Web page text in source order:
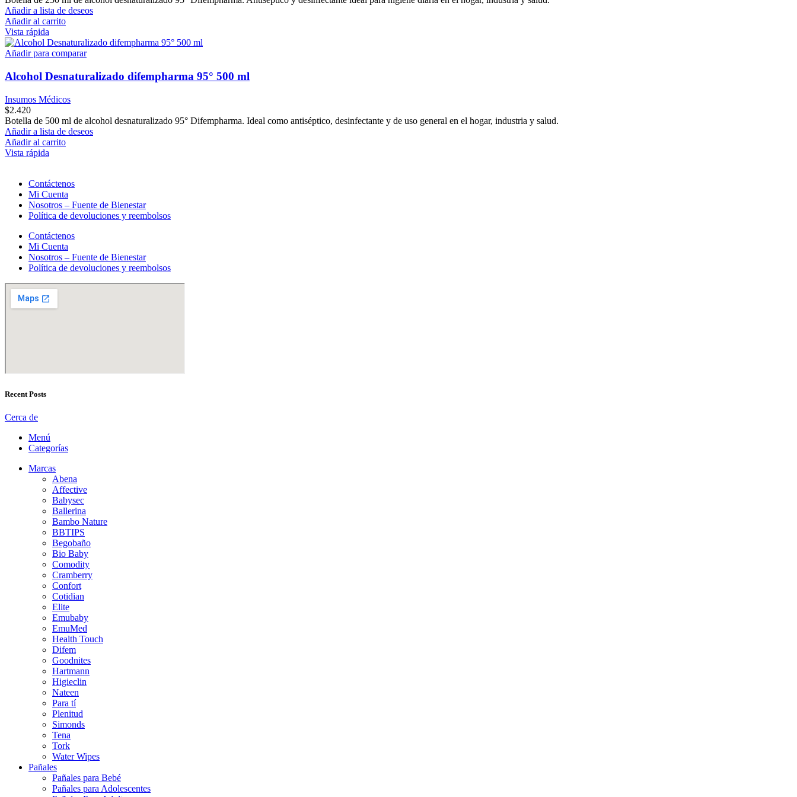
Añadir a lista de deseos
Añadir al carrito
Vista rápida
Añadir para comparar
Alcohol Desnaturalizado difempharma 95° 500 ml
Insumos Médicos
$2.420
Botella de 500 ml de alcohol desnaturalizado 95° Difempharma. Ideal como antiséptico, desinfectante y de uso general en el hogar, industria y salud.
Añadir a lista de deseos
Añadir al carrito
Vista rápida
Contáctenos
Mi Cuenta
Nosotros – Fuente de Bienestar
Política de devoluciones y reembolsos
Contáctenos
Mi Cuenta
Nosotros – Fuente de Bienestar
Política de devoluciones y reembolsos
Recent Posts
Cerca de
Menú
Categorías
Marcas
Abena
Affective
Babysec
Ballerina
Bambo Nature
BBTIPS
Begobaño
Bio Baby
Comodity
Cramberry
Confort
Cotidian
Elite
Emubaby
EmuMed
Health Touch
Difem
Goodnites
Hartmann
Higieclin
Nateen
Para tí
Plenitud
Simonds
Tena
Tork
Water Wipes
Pañales
Pañales para Bebé
Pañales para Adolescentes